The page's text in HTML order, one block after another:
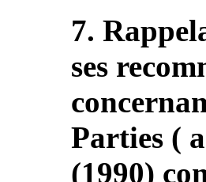
7.
ses
Parties (
(1990)